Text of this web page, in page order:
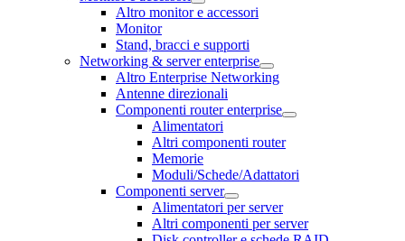
Altro monitor e accessori
Monitor
Stand, bracci e supporti
Networking & server enterprise
Altro Enterprise Networking
Antenne direzionali
Componenti router enterprise
Alimentatori
Altri componenti router
Memorie
Moduli/Schede/Adattatori
Componenti server
Alimentatori per server
Altri componenti per server